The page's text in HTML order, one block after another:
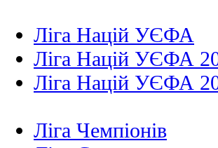
Ліга Націй УЄФА
Ліга Націй УЄФА
Ліга Націй УЄФА
Ліга Чемпіонів